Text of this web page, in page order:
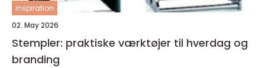
inspiration
02. May 2026
Stempler: praktiske værktøjer til hverdag og
branding